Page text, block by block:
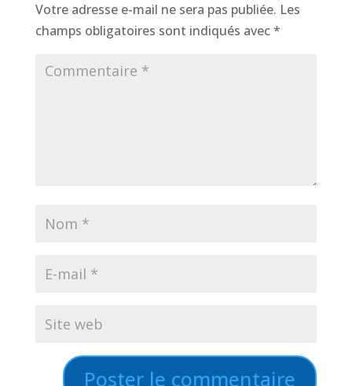
Votre adresse e-mail ne sera pas publiée. Les
champs obligatoires sont indiqués avec*